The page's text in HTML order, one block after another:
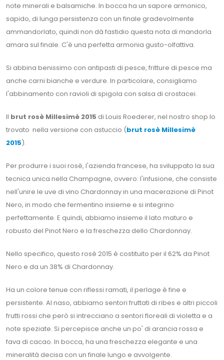
note minerali e balsamiche. In bocca ha un sapore armonico,
sapido, di lunga persistenza con un finale gradevolmente
ammandorlato, quindi non dà fastidio questa nota di mandorla
amara sul finale. C'è una perfetta armonia gusto-olfattiva.
Si abbina benissimo con antipasti di pesce, fritture di pesce ma
anche carni bianche e verdure. In particolare, consigliamo
l'abbinamento con ravioli di spigola con salsa di crostacei.
Il brut rosè Millesimè 2015 di Louis Roederer, nel nostro shop lo
trovato nella versione con astuccio (brut rosè Millesimè
2015).
Per produrre i suoi rosè, l'azienda francese, ha sviluppato la sua
tecnica unica nella Champagne, ovvero: l'infusione, che consiste
nell'unire le uve di vino Chardonnay in una macerazione di Pinot
Nero, in modo che fermentino insieme e si integrino
perfettamente. E quindi, abbiamo insieme il lato maturo e
robusto del Pinot Nero e la freschezza dello Chardonnay.
Nello specifico, questo rosè 2015 è costituito per il 62% da Pinot
Nero e da un 38% di Chardonnay.
Ha un colore tenue con riflessi ramati, il perlage è fine e
persistente. Al naso, abbiamo sentori fruttati di ribes e altri piccoli
frutti rossi che però si intrecciano a sentori floreali di violetta e a
note speziate. Si percepisce anche un po' di arancia rossa e
fava di cacao. In bocca, ha una freschezza elegante e una
mineralità decisa con un finale lungo e avvolgente.